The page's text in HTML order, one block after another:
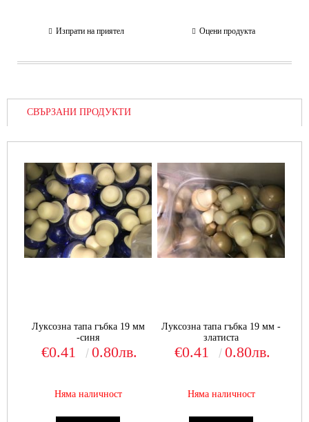
Изпрати на приятел Оцени продукта
СВЪРЗАНИ ПРОДУКТИ
Луксозна тапа гъбка 19 мм
-синя
€0.41 0.80лв.
Няма наличност
Луксозна тапа гъбка 19 мм -
златиста
€0.41 0.80лв.
Няма наличност